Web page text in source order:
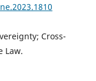
Cross-
Law.